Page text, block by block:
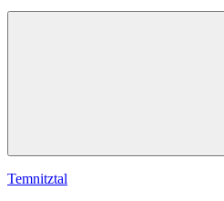
Temnitztal